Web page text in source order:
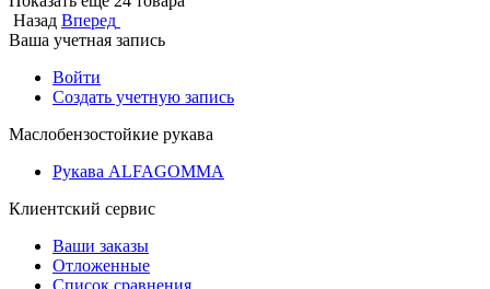
Назад Вперед
Ваша учетная запись
Войти
Создать учетную запись
Маслобензостойкие рукава
Рукава ALFAGOMMA
Клиентский сервис
Ваши заказы
Отложенные
Список сравнения